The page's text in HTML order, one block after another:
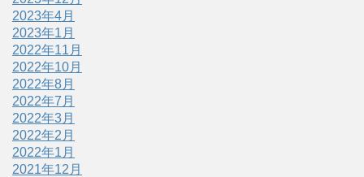
2023年4月
2023年1月
2022年11月
2022年10月
2022年8月
2022年7月
2022年3月
2022年2月
2022年1月
2021年12月